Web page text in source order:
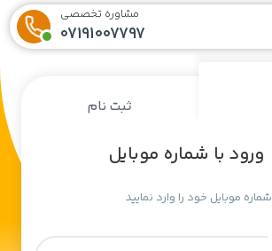
مشاوره تخصصی
07191007797
ثبت نام
ورود با شماره موبایل
شماره موبایل خود را وارد نمایید